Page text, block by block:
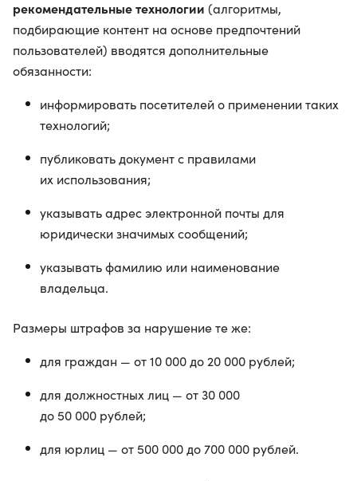
рекомендательные технологии (алгоритмы,
подбирающие контент на основе предпочтений
пользователей) вводятся дополнительные
обязанности:
информировать посетителей о применении таких
технологий;
публиковать документ с правилами
их использования;
указывать адрес электронной почты для
юридически значимых сообщений;
указывать фамилию или наименование
владельца.
Размеры штрафов за нарушение те же:
для граждан — от 10 000 до 20 000 рублей;
для должностных лиц — от 30 000
до 50 000 рублей;
для юрлиц — от 500 000 до 700 000 рублей.